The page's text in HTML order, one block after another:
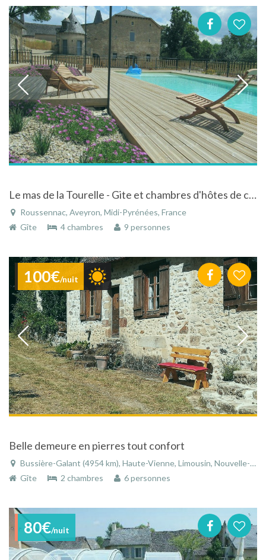
Le mas de la Tourelle - Gite et chambres d'hôtes de caractère - 9 pers.
Roussennac, Aveyron, Midi-Pyrénées, France
Gîte
4 chambres 9 personnes
100€/nuit
Belle demeure en pierres tout confort
Bussière-Galant (4954 km), Haute-Vienne, Limousin, Nouvelle-Aquitaine, France
Gîte
2 chambres 6 personnes
80€/nuit